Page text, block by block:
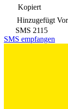
Kopiert
Hinzugefügt
SMS 2115
SMS empfangen